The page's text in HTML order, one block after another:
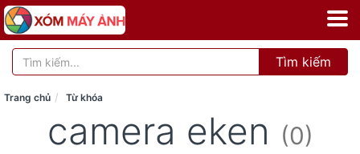
Tìm kiếm
Trang chủ Từ khóa
camera eken (0)